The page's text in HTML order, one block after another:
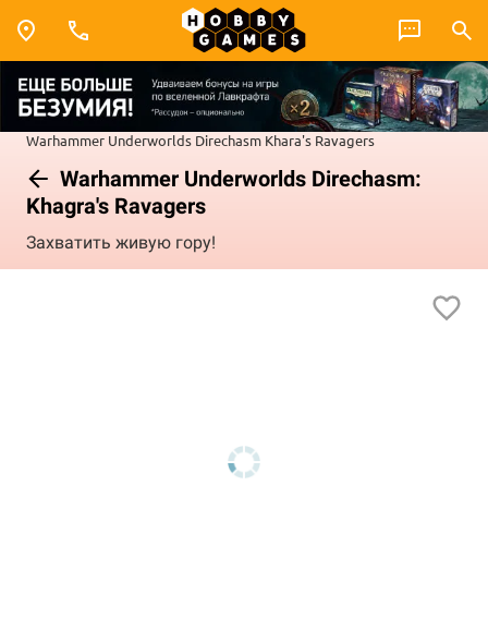
Warhammer Underworlds Direchasm Khara's Ravagers
Warhammer Underworlds Direchasm:
Khagra's Ravagers
Захватить живую гору!